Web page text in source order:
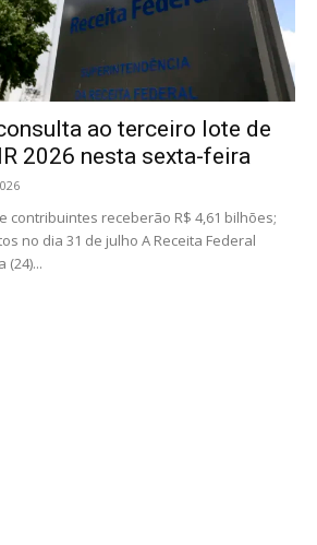
ao terceiro lote de
2026 nesta sexta-feira
contribuintes receberão R$ 4,61 bilhões;
no dia 31 de julho A Receita Federal